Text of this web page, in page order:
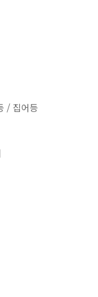
/ 집어등